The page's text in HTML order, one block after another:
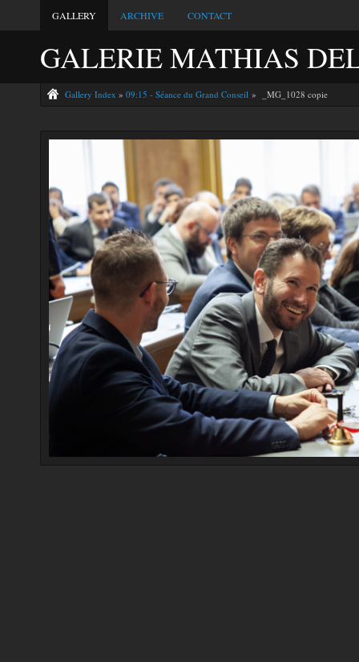
GALLERY ARCHIVE CONTACT
GALERIE MATHIAS
Gallery Index » 09:15 - Séance du Grand Conseil » _MG_1028 copie